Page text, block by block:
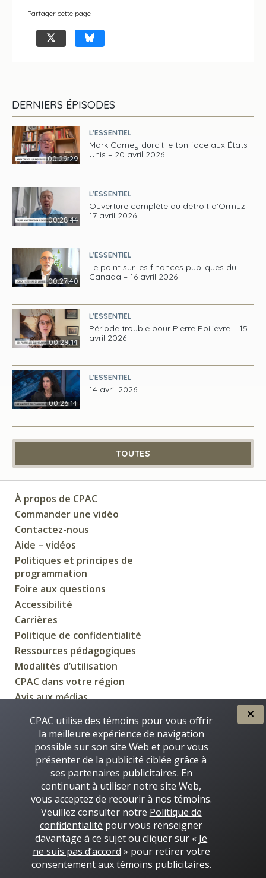
Partager cette page
DERNIERS ÉPISODES
00:29:29
L'ESSENTIEL
Mark Carney durcit le ton face aux États-
Unis – 20 avril 2026
00:28:44
L'ESSENTIEL
Ouverture complète du détroit d'Ormuz –
17 avril 2026
00:27:40
L'ESSENTIEL
Le point sur les finances publiques du
Canada – 16 avril 2026
00:29:14
L'ESSENTIEL
Période trouble pour Pierre Poilievre – 15
avril 2026
00:26:14
L'ESSENTIEL
14 avril 2026
TOUTES
À propos de CPAC
Commander une vidéo
Contactez-nous
Aide – vidéos
Politiques et principes de
programmation
Foire aux questions
Accessibilité
Carrières
Politique de confidentialité
Ressources pédagogiques
Modalités d’utilisation
CPAC dans votre région
Avis aux médias
CRÉÉE POUR VOUS PAR
Certaines images de ce site © Thinkstock 2016-2026
CPAC utilise des témoins pour vous offrir
la meilleure expérience de navigation
possible sur son site Web et pour vous
présenter de la publicité ciblée grâce à
ses partenaires publicitaires. En
continuant à utiliser notre site Web,
vous acceptez de recourir à nos témoins.
Veuillez consulter notre Politique de
confidentialité pour vous renseigner
davantage à ce sujet ou cliquer sur « Je
ne suis pas d’accord » pour retirer votre
consentement aux témoins publicitaires.